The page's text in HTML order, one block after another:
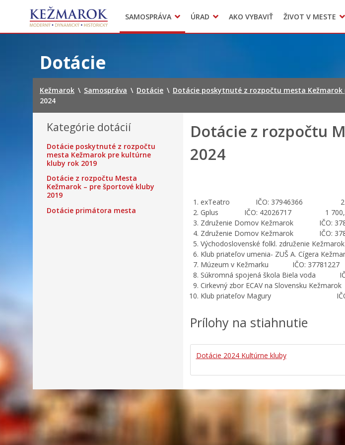
SAMOSPRÁVA
Mestská polícia
Geo
ÚRAD
Sekcie úradu
AKO VYBAVIŤ ŽIVOT V MESTE
Triedený
Dotácie
Kežmarok \ Samospráva \ Dotácie \ Dotácie poskytnuté z rozpočtu mesta
2024
Kategórie dotácií
Dotácie poskytnuté z rozpočtu
mesta Kežmarok pre kultúrne
kluby rok 2019
Dotácie z rozpočtu Mesta
Kežmarok – pre športové kluby
2019
Dotácie primátora mesta
Dotácie z rozpočtu
2024
exTeatro IČO: 37946366 2
Gplus IČO: 42026717 1
Združenie Domov Kežmarok
Združenie Domov Kežmarok
Východoslovenské folkl. združenie
Klub priateľov umenia- ZUŠ A. Cígera
Múzeum v Kežmarku IČO:
Súkromná spojená škola Biela
Cirkevný zbor ECAV na Slovensku
Klub priateľov Magury IČO:
Prílohy na stiahnutie
Dotácie 2024 Kultúrne kluby